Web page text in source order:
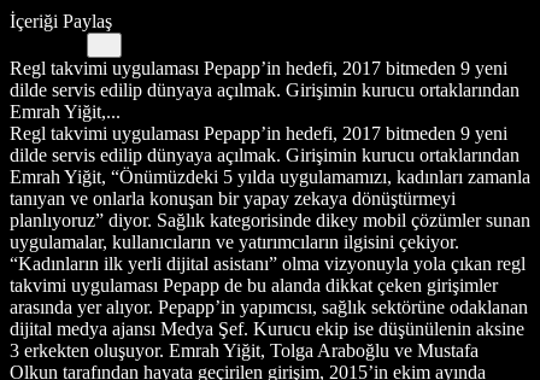
İçeriği Paylaş
Regl takvimi uygulaması Pepapp’in hedefi, 2017 bitmeden 9 yeni
dilde servis edilip dünyaya açılmak. Girişimin kurucu ortaklarından
Emrah Yiğit,...
Regl takvimi uygulaması Pepapp’in hedefi, 2017 bitmeden 9 yeni
dilde servis edilip dünyaya açılmak. Girişimin kurucu ortaklarından
Emrah Yiğit, “Önümüzdeki 5 yılda uygulamamızı, kadınları zamanla
tanıyan ve onlarla konuşan bir yapay zekaya dönüştürmeyi
planlıyoruz” diyor. Sağlık kategorisinde dikey mobil çözümler sunan
uygulamalar, kullanıcıların ve yatırımcıların ilgisini çekiyor.
“Kadınların ilk yerli dijital asistanı” olma vizyonuyla yola çıkan regl
takvimi uygulaması Pepapp de bu alanda dikkat çeken girişimler
arasında yer alıyor. Pepapp’in yapımcısı, sağlık sektörüne odaklanan
dijital medya ajansı Medya Şef. Kurucu ekip ise düşünülenin aksine
3 erkekten oluşuyor. Emrah Yiğit, Tolga Araboğlu ve Mustafa
Olkun tarafından hayata geçirilen girişim, 2015’in ekim ayında